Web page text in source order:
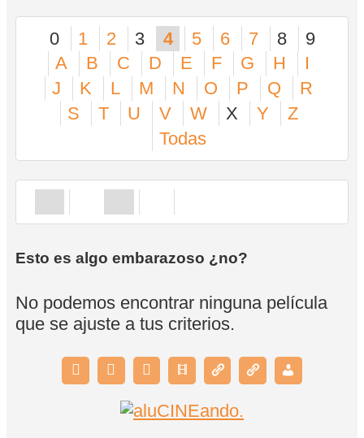
0 1 2 3 4 5 6 7 8
9
A
B C D E F G H
I
J
K L M N O P Q
R
S
T U V W X Y
Z
Todas
Esto es algo embarazoso ¿no?
No podemos encontrar ninguna película
que se ajuste a tus criterios.